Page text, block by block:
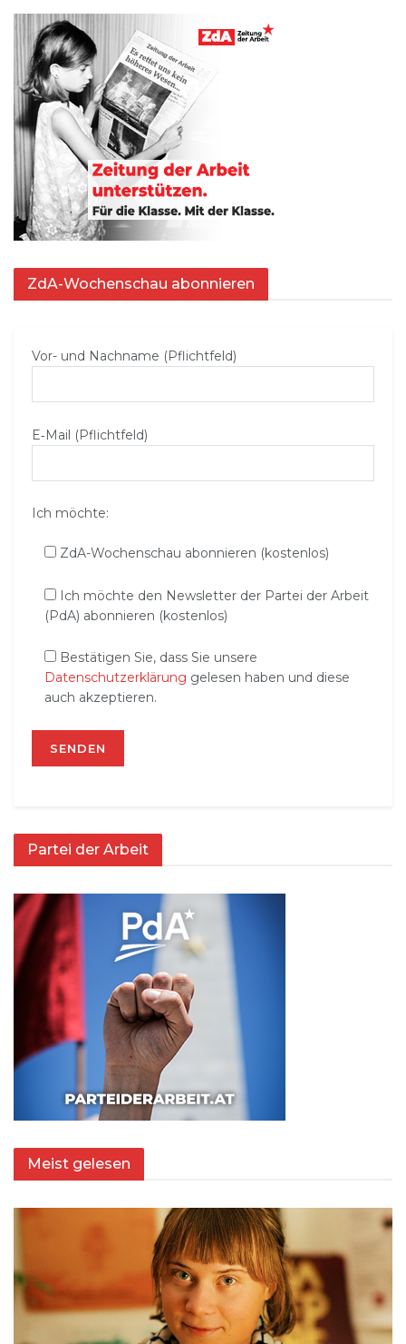
ZdA-Wochenschau abonnieren
Vor- und Nachname (Pflichtfeld)
E‑Mail (Pflichtfeld)
Ich möchte:
ZdA-Wochenschau abonnieren (kostenlos)
Ich möchte den Newsletter der Partei der Arbeit
(PdA) abonnieren (kostenlos)
Bestätigen Sie, dass Sie unsere
Datenschutzerklärung gelesen haben und diese
auch akzeptieren.
Partei der Arbeit
Meist gelesen